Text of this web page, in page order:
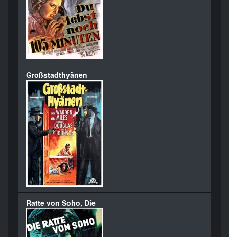
Großstadthyänen
Ratte von Soho, Die